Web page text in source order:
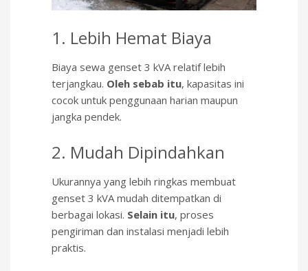
1. Lebih Hemat Biaya
Biaya sewa genset 3 kVA relatif lebih
terjangkau. Oleh sebab itu, kapasitas ini
cocok untuk penggunaan harian maupun
jangka pendek.
2. Mudah Dipindahkan
Ukurannya yang lebih ringkas membuat
genset 3 kVA mudah ditempatkan di
berbagai lokasi. Selain itu, proses
pengiriman dan instalasi menjadi lebih
praktis.